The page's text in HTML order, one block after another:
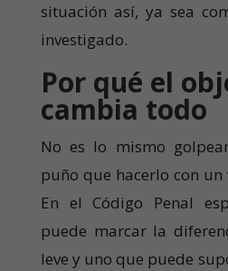
situación así, ya sea
investigado.
Por qué el
cambia todo
No es lo mismo
puño que hacerlo con
En el Código Penal
puede marcar la
leve y uno que puede